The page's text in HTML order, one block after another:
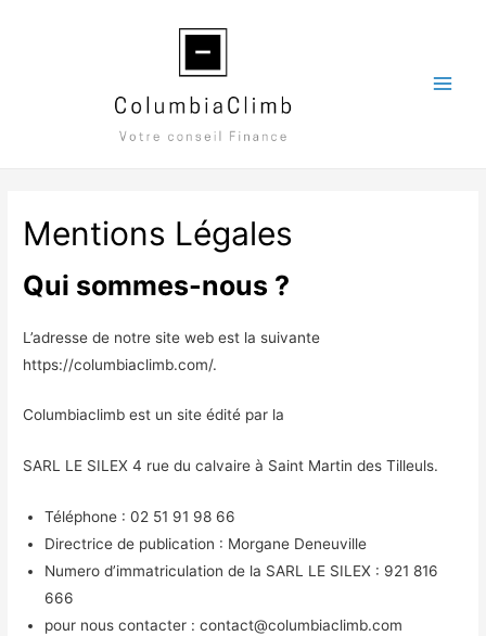
Mentions Légales
Qui sommes-nous ?
L’adresse de notre site web est la suivante
https://columbiaclimb.com/.
Columbiaclimb est un site édité par la
SARL LE SILEX 4 rue du calvaire à Saint Martin des Tilleuls.
Téléphone : 02 51 91 98 66
Directrice de publication : Morgane Deneuville
Numero d’immatriculation de la SARL LE SILEX : 921 816
666
pour nous contacter : contact@columbiaclimb.com